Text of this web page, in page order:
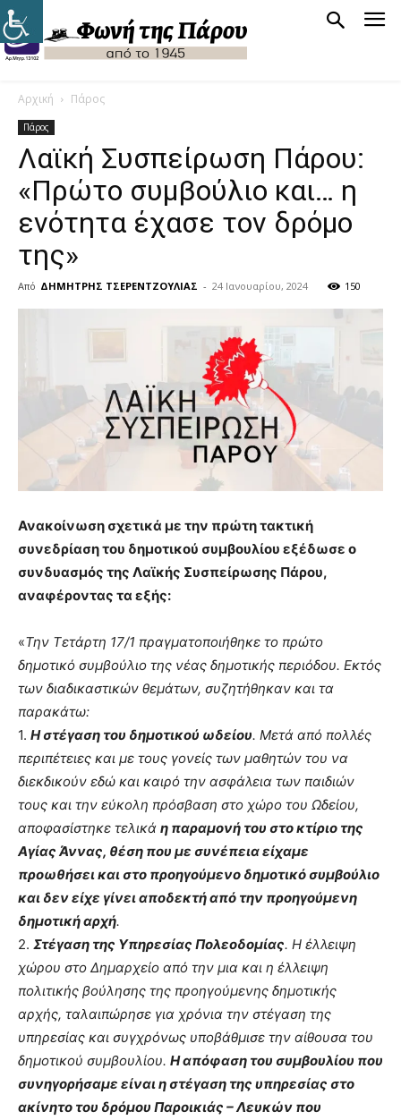
Αρχική Πάρος
Πάρος
Λαϊκή Συσπείρωση Πάρου:
«Πρώτο συμβούλιο και… η
ενότητα έχασε τον δρόμο
της»
Από ΔΗΜΗΤΡΗΣ ΤΣΕΡΕΝΤΖΟΥΛΙΑΣ - 24 Ιανουαρίου, 2024 150
Ανακοίνωση σχετικά με την πρώτη τακτική
συνεδρίαση του δημοτικού συμβουλίου εξέδωσε ο
συνδυασμός της Λαϊκής Συσπείρωσης Πάρου,
αναφέροντας τα εξής:
«Την Τετάρτη 17/1 πραγματοποιήθηκε το πρώτο
δημοτικό συμβούλιο της νέας δημοτικής περιόδου. Εκτός
των διαδικαστικών θεμάτων, συζητήθηκαν και τα
παρακάτω:
1. Η στέγαση του δημοτικού ωδείου. Μετά από πολλές
περιπέτειες και με τους γονείς των μαθητών του να
διεκδικούν εδώ και καιρό την ασφάλεια των παιδιών
τους και την εύκολη πρόσβαση στο χώρο του Ωδείου,
αποφασίστηκε τελικά η παραμονή του στο κτίριο της
Αγίας Άννας, θέση που με συνέπεια είχαμε
προωθήσει και στο προηγούμενο δημοτικό συμβούλιο
και δεν είχε γίνει αποδεκτή από την προηγούμενη
δημοτική αρχή.
2. Στέγαση της Υπηρεσίας Πολεοδομίας. Η έλλειψη
χώρου στο Δημαρχείο από την μια και η έλλειψη
πολιτικής βούλησης της προηγούμενης δημοτικής
αρχής, ταλαιπώρησε για χρόνια την στέγαση της
υπηρεσίας και συγχρόνως υποβάθμισε την αίθουσα του
δημοτικού συμβουλίου. Η απόφαση του συμβουλίου που
συνηγορήσαμε είναι η στέγαση της υπηρεσίας στο
ακίνητο του δρόμου Παροικιάς – Λευκών που